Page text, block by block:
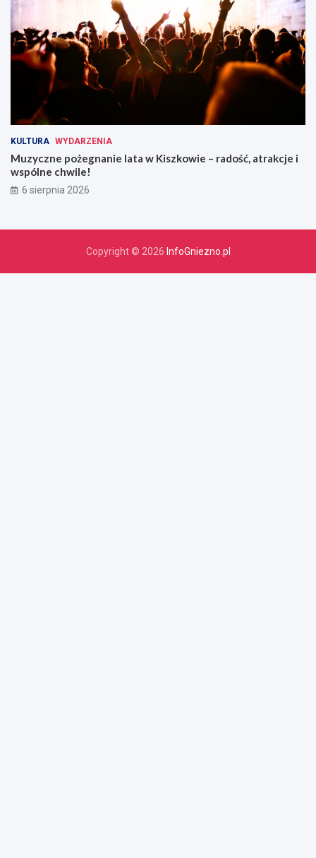
KULTURA WYDARZENIA
Muzyczne pożegnanie lata w Kiszkowie – radość, atrakcje i
wspólne chwile!
6 sierpnia 2026
Copyright © 2026 InfoGniezno.pl